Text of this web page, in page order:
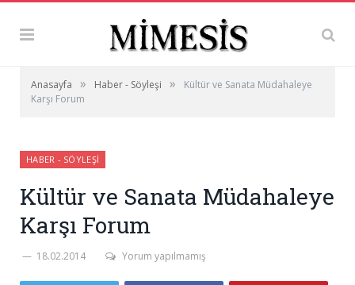
Anasayfa » Haber - Söyleşi »
Kültür ve Sanata Müdahaleye
Karşı Forum
HABER - SÖYLEŞI
Kültür ve Sanata Müdahaleye
Karşı Forum
18.02.2014 Yorum yapılmamış